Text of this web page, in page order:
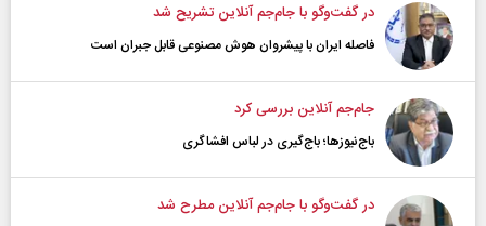
در گفت‌و‌گو با جام‌جم آنلاین تشریح شد
فاصله ایران با پیشرو‌ان هوش مصنوعی قابل جبران است
جام‌جم آنلاین بررسی کرد
باج‌نیوزها؛ باج‌گیری در لباس افشاگری
در گفت‌و‌گو با جام‌جم آنلاین مطرح شد